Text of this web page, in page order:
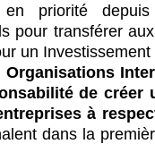
en priorité
pour transférer
un
Organisations
de créer
à
dans la